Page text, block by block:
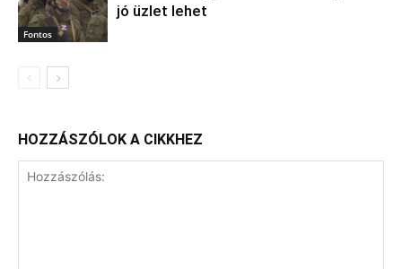
Fontos
jó üzlet lehet
HOZZÁSZÓLOK A CIKKHEZ